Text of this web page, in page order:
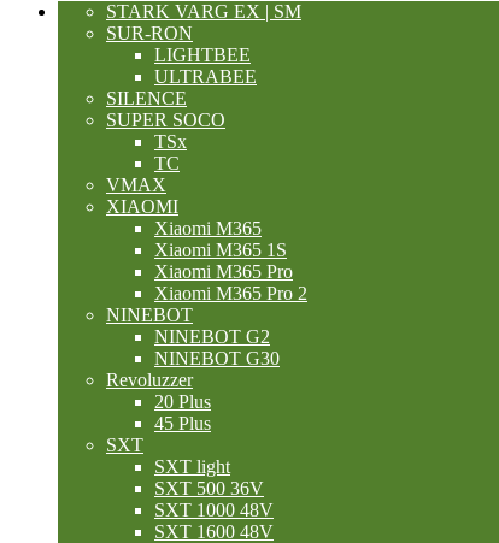
STARK VARG EX | SM
SUR-RON
LIGHTBEE
ULTRABEE
SILENCE
SUPER SOCO
TSx
TC
VMAX
XIAOMI
Xiaomi M365
Xiaomi M365 1S
Xiaomi M365 Pro
Xiaomi M365 Pro 2
NINEBOT
NINEBOT G2
NINEBOT G30
Revoluzzer
20 Plus
45 Plus
SXT
SXT light
SXT 500 36V
SXT 1000 48V
SXT 1600 48V